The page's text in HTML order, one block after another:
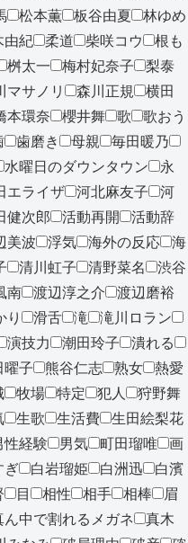
松本薫 板谷由夏
林ゆめ
由紀 柔道 柴咲コウ
根も
桝太一 梅村妃奈子
梨泰
マサノリ 森川正規
横田
本環奈 櫻井舞 歌
歌おう
歯磨き 母親
毎田暖乃
水曜日のダウンタウン
永
エライザ 河北麻友子
河
健次郎 活動再開
活動辞
美波 浮気 海外の反応
海
清川虹子 清野菜名
渋谷
南 渡辺淳之介
渡辺磨裕
り 滑舌 滝
滝川ロラン
演技力 潮田玲子
潰れる
曜子 熊谷仁志 熟女
熱愛
牧場 特定 犯人
狩野舞
生歌 生活費
生田絵梨花
性経験 男気 町田瑠唯
画
ぎ 白岩瑠姫 白洲迅
白濱
目 相性 相手 相棒
眉
ん中で割れるメガネ
真木